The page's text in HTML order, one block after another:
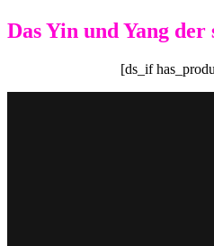
Das Yin und Yang
[ds_if